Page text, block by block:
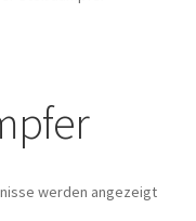
Felge ist für mein G-
Restore – Tune –
werden angezeigt